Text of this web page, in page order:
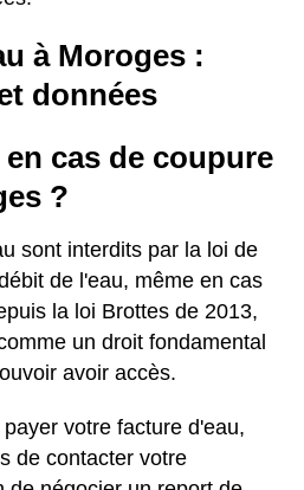
à Moroges :
données
cas de coupure
?
sont interdits par la loi de
de l'eau, même en cas
la loi Brottes de 2013,
un droit fondamental
avoir accès.
votre facture d'eau,
de contacter votre